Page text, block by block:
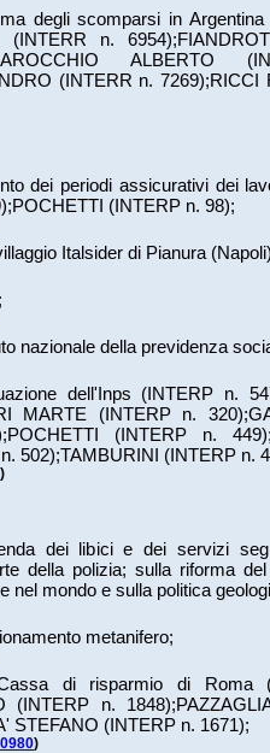
degli scomparsi in
(INTERR n. 6954);
ALBERTO
(INTERR n.7269);RICCI
dei periodi assicurativi dei
);POCHETTI (INTERP n. 98);
Italsider di Pianura
nazionale della previdenza
dell'Inps (INTERP n.
MARTE (INTERP n. 320);
POCHETTI (INTERP n. 449
502);TAMBURINI (INTERP n.
)
dei libici e dei servizi
della polizia; sulla riforma
nel mondo e sulla politica
metanifero;
di risparmio di Roma
(INTERP n. 1848);
STEFANO (INTERP n. 1671);
)